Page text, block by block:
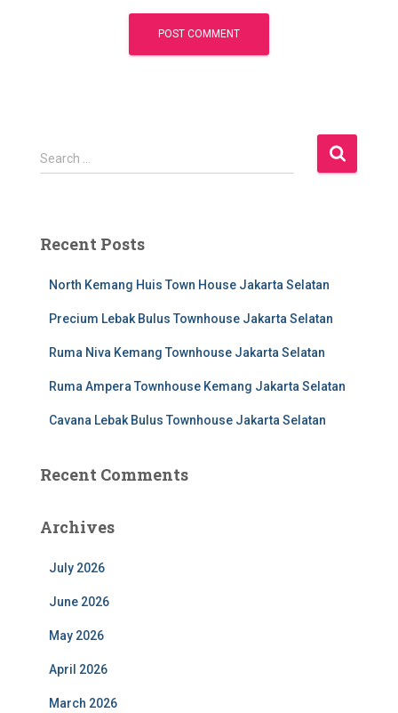
S
e
h
Search …
Recent Posts
North Kemang Huis Town House Jakarta Selatan
Precium Lebak Bulus Townhouse Jakarta Selatan
Ruma Niva Kemang Townhouse Jakarta Selatan
Ruma Ampera Townhouse Kemang Jakarta Selatan
Cavana Lebak Bulus Townhouse Jakarta Selatan
Recent Comments
Archives
July 2026
June 2026
May 2026
April 2026
March 2026